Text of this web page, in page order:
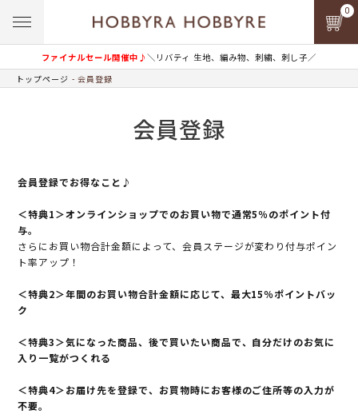
ファイナルセール開催中♪＼リバティ 生地、編み物、刺繍、刺し子／
0
トップページ 会員登録
会員登録
会員登録でお得なこと♪
＜特典1＞オンラインショップでのお買い物で通常5％のポイント付
与。
さらにお買い物合計金額によって、会員ステージが変わり付与ポイン
ト率アップ！
＜特典2＞年間のお買い物合計金額に応じて、最大15％ポイントバッ
ク
＜特典3＞気になった商品、後で買いたい商品で、自分だけのお気に
入り一覧がつくれる
＜特典4＞お届け先を登録で、お買物時にお客様のご住所等の入力が
不要。